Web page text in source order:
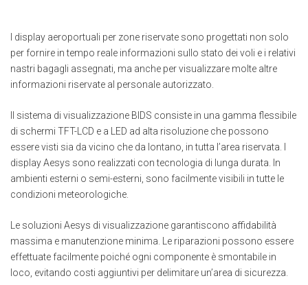
I display aeroportuali per zone riservate sono progettati non solo
per fornire in tempo reale informazioni sullo stato dei voli e i relativi
nastri bagagli assegnati, ma anche per visualizzare molte altre
informazioni riservate al personale autorizzato.
Il sistema di visualizzazione BIDS consiste in una gamma flessibile
di schermi TFT-LCD e a LED ad alta risoluzione che possono
essere visti sia da vicino che da lontano, in tutta l’area riservata. I
display Aesys sono realizzati con tecnologia di lunga durata. In
ambienti esterni o semi-esterni, sono facilmente visibili in tutte le
condizioni meteorologiche.
Le soluzioni Aesys di visualizzazione garantiscono affidabilità
massima e manutenzione minima. Le riparazioni possono essere
effettuate facilmente poiché ogni componente è smontabile in
loco, evitando costi aggiuntivi per delimitare un’area di sicurezza.